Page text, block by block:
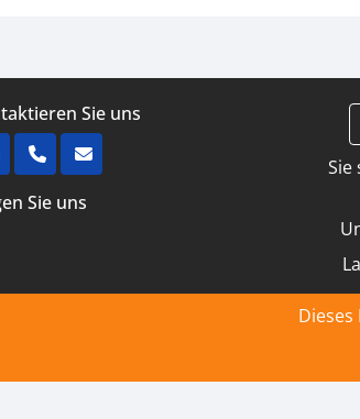
Sie uns
Sie uns
Sie